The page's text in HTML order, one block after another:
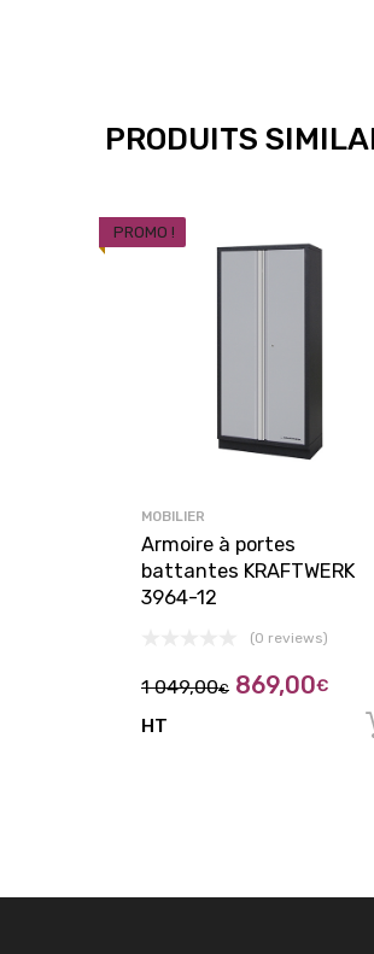
PRODUITS
PROMO !
MOBILIER
Armoire à portes
battantes KRAFTWERK
3964-12
(0 reviews)
1 049,00€ 869,00€
HT